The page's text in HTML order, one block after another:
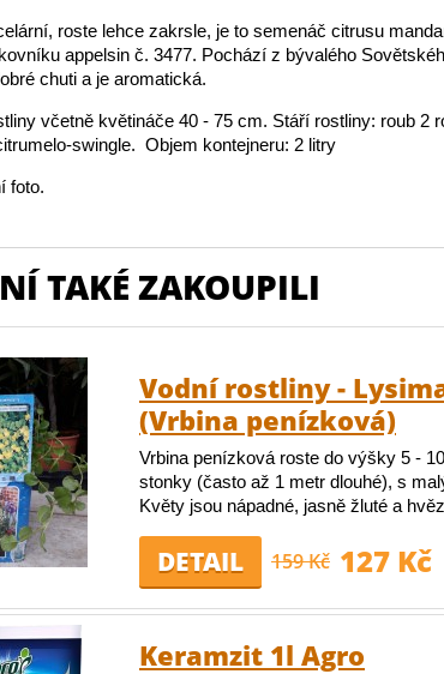
roste lehce zakrsle, je to semenáč citrusu
appelsin č. 3477. Pochází z bývalého
chuti a je aromatická.
včetně květináče 40 - 75 cm. Stáří rostliny: roub 2
swingle. Objem kontejneru: 2 litry
foto.
TAKÉ ZAKOUPILI
Vodní rostliny -
(Vrbina penízková)
Vrbina penízková roste do výšky 5 -
stonky (často až 1 metr dlouhé), s
Květy jsou nápadné, jasně žluté a
DETAIL 159 Kč 127 Kč
Keramzit 1l Agro